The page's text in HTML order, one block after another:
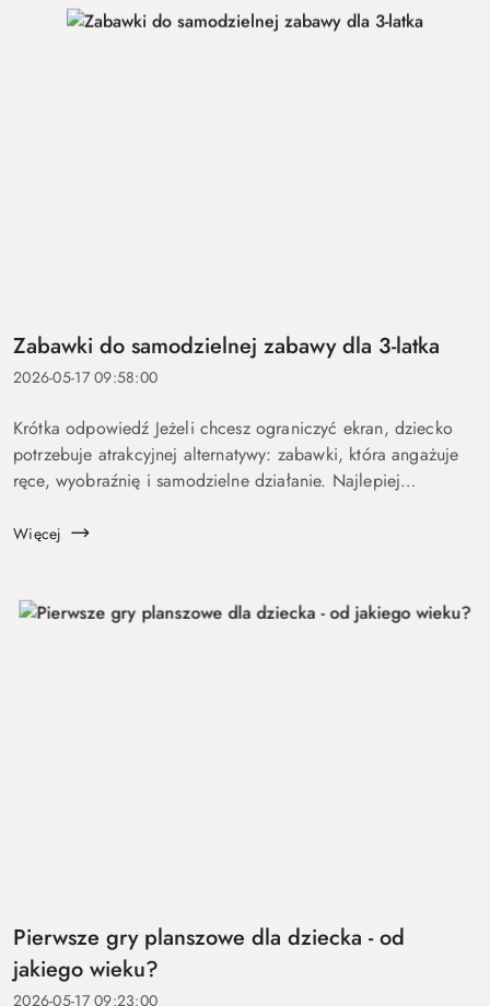
Zabawki do samodzielnej zabawy dla 3-latka
2026-05-17 09:58:00
Krótka odpowiedź Jeżeli chcesz ograniczyć ekran, dziecko
potrzebuje atrakcyjnej alternatywy: zabawki, która angażuje
ręce, wyobraźnię i samodzielne działanie. Najlepiej
...
Więcej
Pierwsze gry planszowe dla dziecka - od
jakiego wieku?
2026-05-17 09:23:00